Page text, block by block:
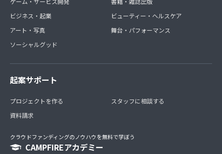
ビジネス・起業
アート・写真
ソーシャルグッド
ビューティー・ヘルスケア
舞台・パフォーマンス
起案サポート
プロジェクトを作る
資料請求
スタッフに相談する
クラウドファンディングのノウハウを無料で学ぼう
CAMPFIREアカデミー